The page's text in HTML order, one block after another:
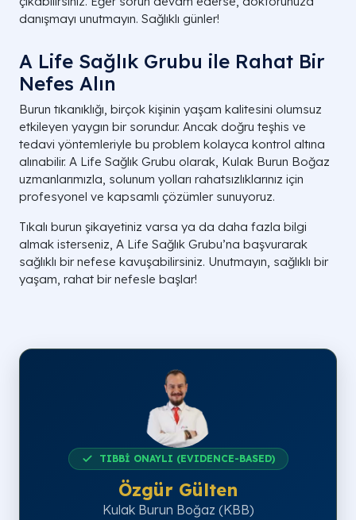
danışmayı unutmayın. Sağlıklı günler!
A Life Sağlık Grubu ile Rahat Bir
Nefes Alın
Burun tıkanıklığı, birçok kişinin yaşam kalitesini olumsuz
etkileyen yaygın bir sorundur. Ancak doğru teşhis ve
tedavi yöntemleriyle bu problem kolayca kontrol altına
alınabilir. A Life Sağlık Grubu olarak, Kulak Burun Boğaz
uzmanlarımızla, solunum yolları rahatsızlıklarınız için
profesyonel ve kapsamlı çözümler sunuyoruz.
Tıkalı burun şikayetiniz varsa ya da daha fazla bilgi
almak isterseniz, A Life Sağlık Grubu’na başvurarak
sağlıklı bir nefese kavuşabilirsiniz. Unutmayın, sağlıklı bir
yaşam, rahat bir nefesle başlar!
TIBBİ ONAYLI (EVIDENCE-BASED)
Özgür Gülten
Kulak Burun Boğaz (KBB)